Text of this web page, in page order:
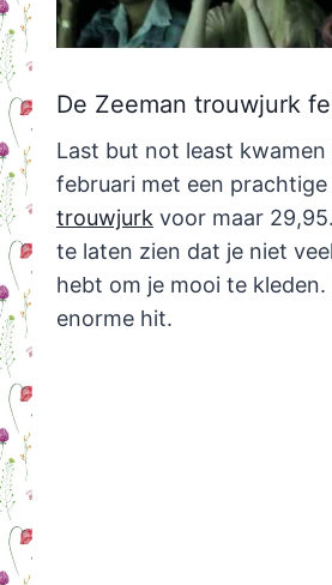
De Zeeman trouwjurk
Last but not least kwamen
februari met een prachtige
trouwjurkvoor maar
te laten zien dat je niet
hebt om je mooi te kleden.
enorme hit.